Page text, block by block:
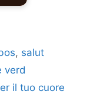
, salut
verd
il tuo cuore